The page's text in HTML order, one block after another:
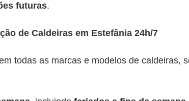
futuras.
de Caldeiras em Estefânia 24h/7
todas as marcas e modelos de caldeiras,